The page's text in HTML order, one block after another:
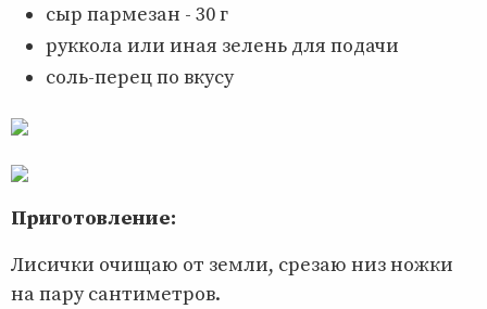
сыр пармезан - 30 г
руккола или иная зелень для подачи
соль-перец по вкусу
Приготовление:
Лисички очищаю от земли, срезаю низ ножки
на пару сантиметров.